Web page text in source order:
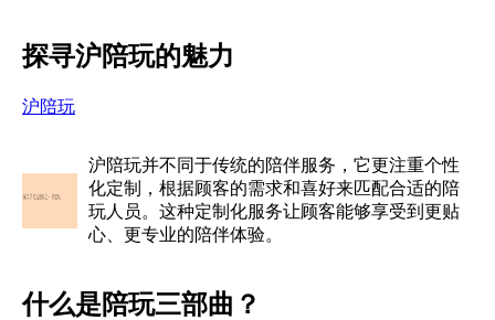
探寻沪陪玩的魅力
沪陪玩
沪陪玩并不同于传统的陪伴服务，它更注重个性
化定制，根据顾客的需求和喜好来匹配合适的陪
玩人员。这种定制化服务让顾客能够享受到更贴
心、更专业的陪伴体验。
什么是陪玩三部曲？